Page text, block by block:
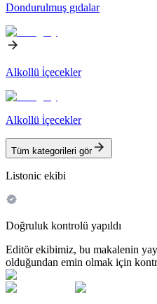
Dondurulmuş gıdalar
Alkollü i̇çecekler
Alkollü i̇çecekler
Tüm kategorileri gör
Listonic ekibi
Doğruluk kontrolü yapıldı
Editör ekibimiz, bu makalenin
olduğundan emin olmak için